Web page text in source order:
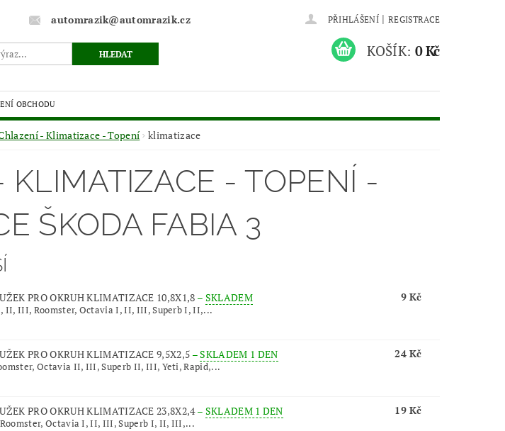
automrazik@automrazik.cz PŘIHLÁŠENÍ | REGISTRACE
KOŠÍK: 0 Kč
OBCHODU
- Klimatizace - Topení klimatizace
KLIMATIZACE - TOPENÍ -
ŠKODA FABIA 3
PRO OKRUH KLIMATIZACE 10,8X1,8 – SKLADEM
II, III, Roomster, Octavia I, II, III, Superb I, II,...
9 Kč
PRO OKRUH KLIMATIZACE 9,5X2,5 –SKLADEM 1 DEN
Octavia II, III, Superb II, III, Yeti, Rapid,...
24 Kč
PRO OKRUH KLIMATIZACE 23,8X2,4– SKLADEM 1 DEN
Octavia I, II, III, Superb I, II, III,...
19 Kč